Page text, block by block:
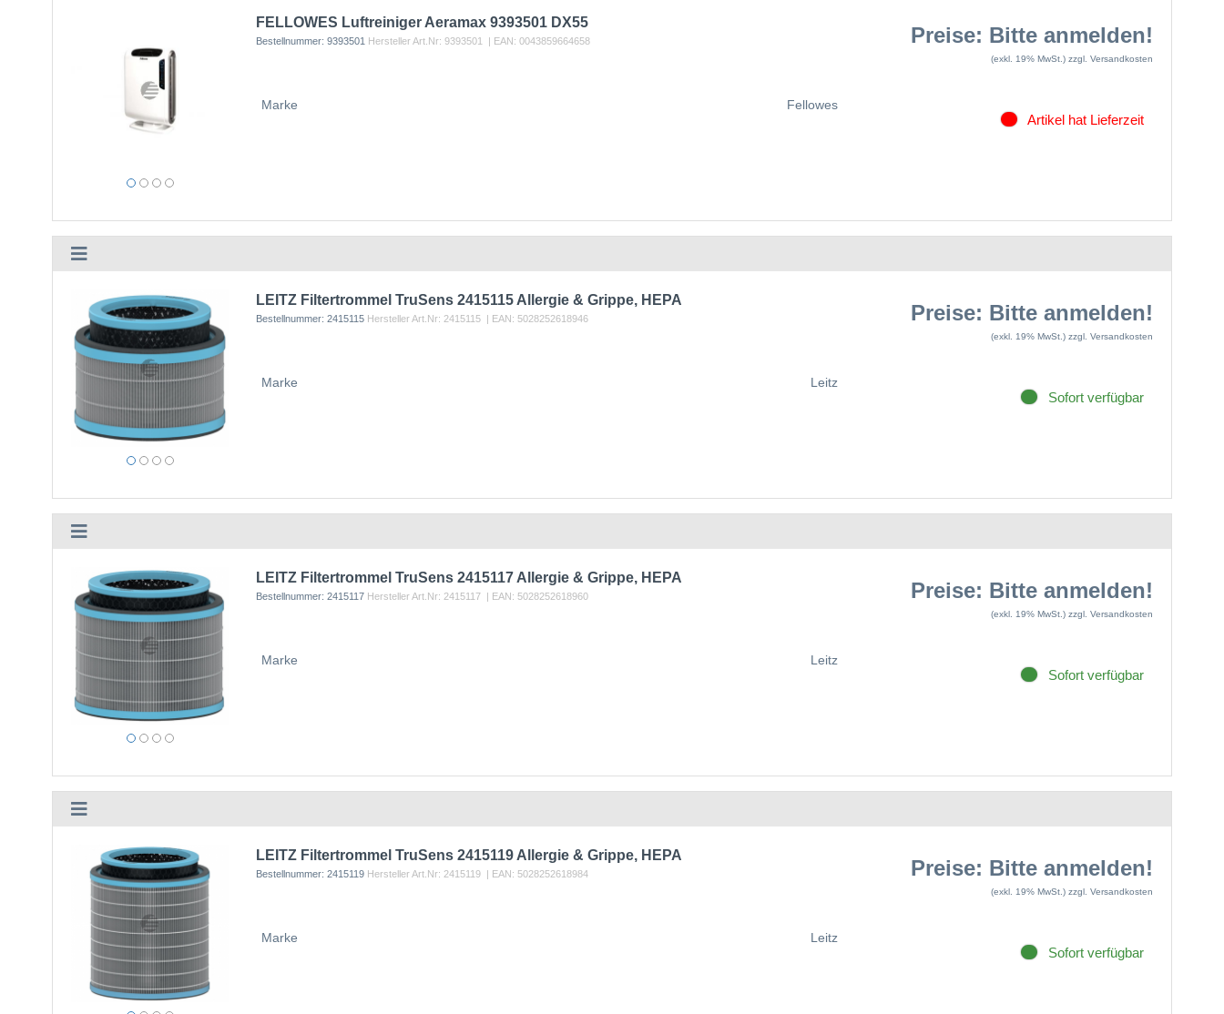
FELLOWES Luftreiniger Aeramax 9393501 DX55
Bestellnummer: 9393501 Hersteller Art.Nr: 9393501 | EAN: 0043859664658
Marke Fellowes
Preise: Bitte anmelden!
(exkl. 19% MwSt.) zzgl. Versandkosten
Artikel hat Lieferzeit
LEITZ Filtertrommel TruSens 2415115 Allergie & Grippe, HEPA
Bestellnummer: 2415115 Hersteller Art.Nr: 2415115 | EAN: 5028252618946
Marke Leitz
Preise: Bitte anmelden!
(exkl. 19% MwSt.) zzgl. Versandkosten
Sofort verfügbar
LEITZ Filtertrommel TruSens 2415117 Allergie & Grippe, HEPA
Bestellnummer: 2415117 Hersteller Art.Nr: 2415117 | EAN: 5028252618960
Marke Leitz
Preise: Bitte anmelden!
(exkl. 19% MwSt.) zzgl. Versandkosten
Sofort verfügbar
LEITZ Filtertrommel TruSens 2415119 Allergie & Grippe, HEPA
Bestellnummer: 2415119 Hersteller Art.Nr: 2415119 | EAN: 5028252618984
Marke Leitz
Preise: Bitte anmelden!
(exkl. 19% MwSt.) zzgl. Versandkosten
Sofort verfügbar